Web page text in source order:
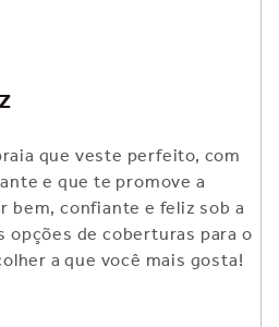
que veste perfeito, com
e que te promove a
bem, confiante e feliz sob a
opções de coberturas para o
a que você mais gosta!